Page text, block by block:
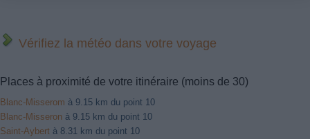
Vérifiez la météo dans votre voyage
Places à proximité de votre itinéraire (moins de 30)
Blanc-Misserom à 9.15 km du point 10
Blanc-Misseron à 9.15 km du point 10
Saint-Aybert à 8.31 km du point 10